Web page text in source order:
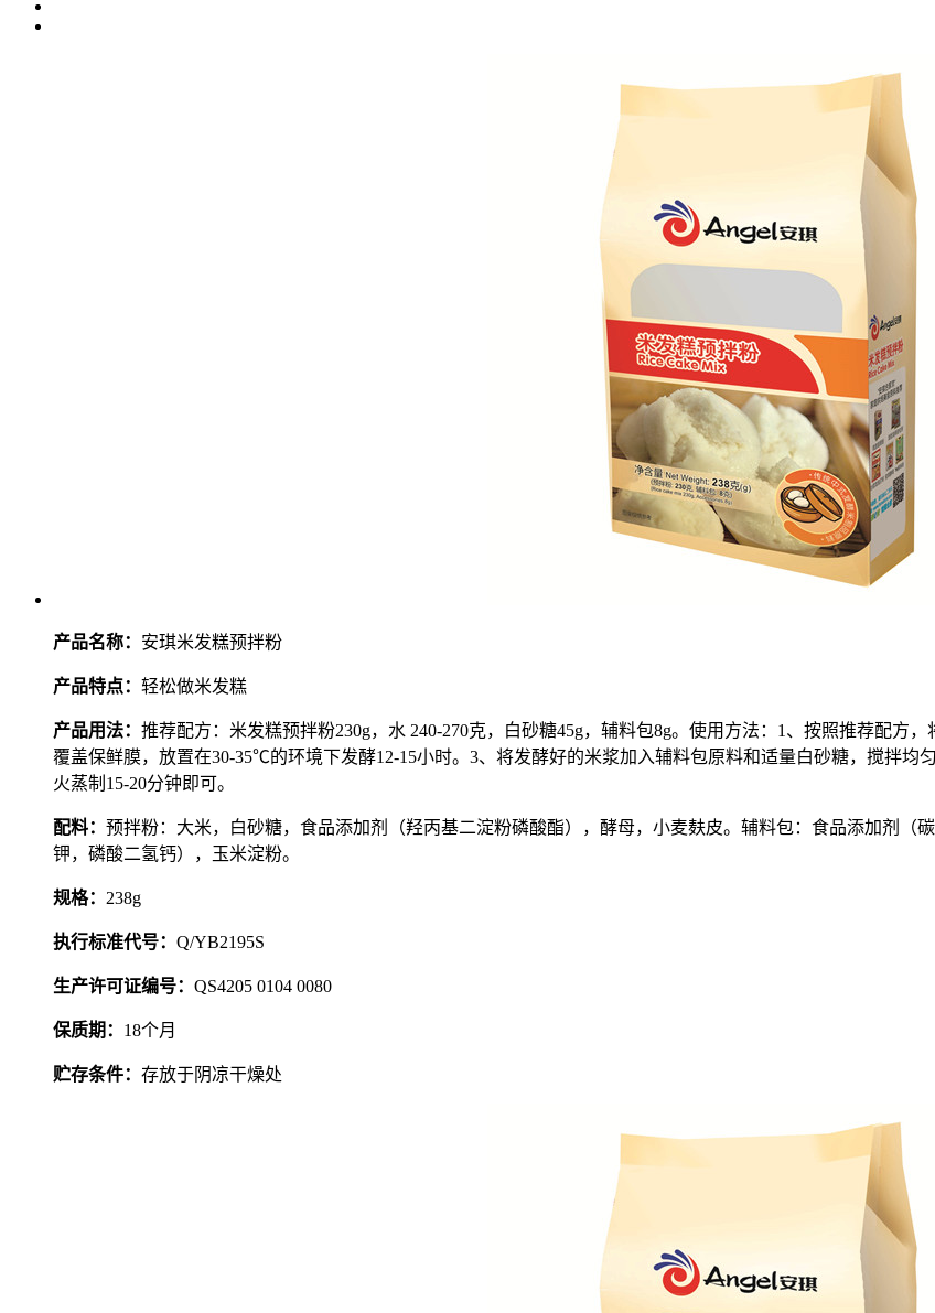
产品名称： 安琪米发糕预拌粉
产品特点： 轻松做米发糕
产品用法： 推荐配方：米发糕预拌粉230g，水 240-270克，白砂糖45g，辅料包8g。使用方法：1、按照推荐配方
覆盖保鲜膜，放置在30-35℃的环境下发酵12-15小时。3、将发酵好的米浆加入辅料包原料和适量白砂糖，搅拌
火蒸制15-20分钟即可。
配料： 预拌粉：大米，白砂糖，食品添加剂（羟丙基二淀粉磷酸酯），酵母，小麦麸皮。辅料包：食品添加剂（
钾，磷酸二氢钙），玉米淀粉。
规格： 238g
执行标准代号： Q/YB2195S
生产许可证编号： QS4205 0104 0080
保质期： 18个月
贮存条件： 存放于阴凉干燥处